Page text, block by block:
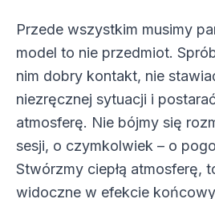
Przede wszystkim musimy
model to nie przedmiot.
nim dobry kontakt, nie
niezręcznej sytuacji i
atmosferę. Nie bójmy się
sesji, o czymkolwiek – o
Stwórzmy ciepłą atmosferę,
widoczne w efekcie